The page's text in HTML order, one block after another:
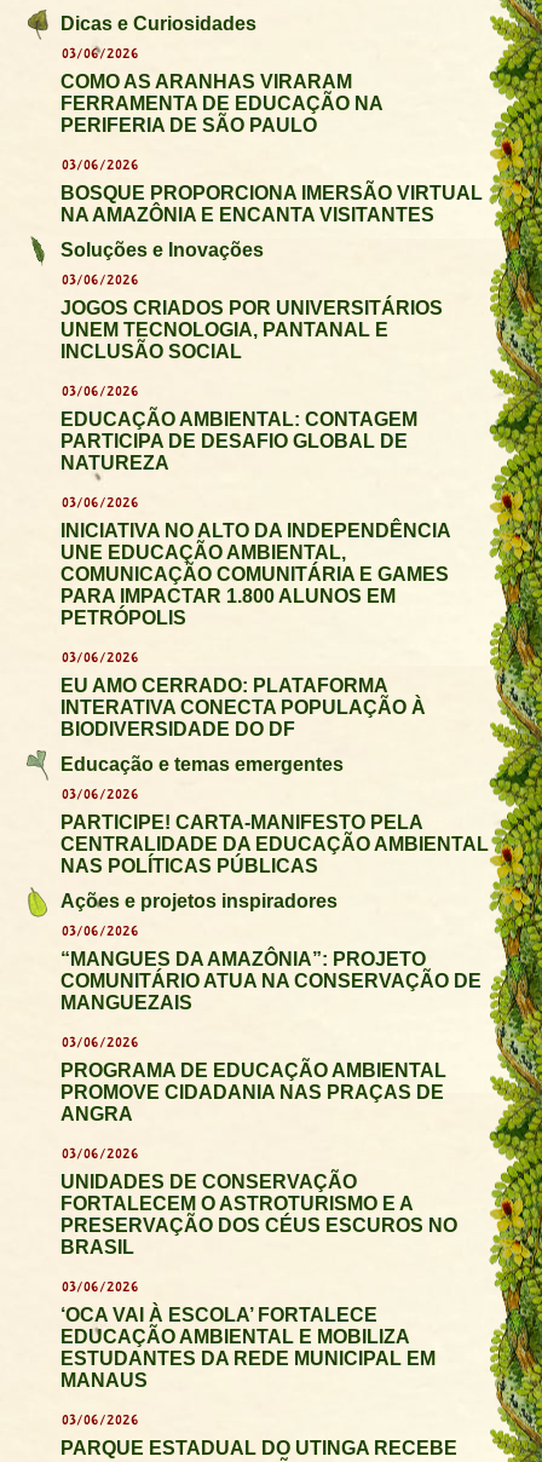
Dicas e Curiosidades
03/06/2026
COMO AS ARANHAS VIRARAM
FERRAMENTA DE EDUCAÇÃO NA
PERIFERIA DE SÃO PAULO
03/06/2026
BOSQUE PROPORCIONA IMERSÃO VIRTUAL
NA AMAZÔNIA E ENCANTA VISITANTES
Soluções e Inovações
03/06/2026
JOGOS CRIADOS POR UNIVERSITÁRIOS
UNEM TECNOLOGIA, PANTANAL E
INCLUSÃO SOCIAL
03/06/2026
EDUCAÇÃO AMBIENTAL: CONTAGEM
PARTICIPA DE DESAFIO GLOBAL DE
NATUREZA
03/06/2026
INICIATIVA NO ALTO DA INDEPENDÊNCIA
UNE EDUCAÇÃO AMBIENTAL,
COMUNICAÇÃO COMUNITÁRIA E GAMES
PARA IMPACTAR 1.800 ALUNOS EM
PETRÓPOLIS
03/06/2026
EU AMO CERRADO: PLATAFORMA
INTERATIVA CONECTA POPULAÇÃO À
BIODIVERSIDADE DO DF
Educação e temas emergentes
03/06/2026
PARTICIPE! CARTA-MANIFESTO PELA
CENTRALIDADE DA EDUCAÇÃO AMBIENTAL
NAS POLÍTICAS PÚBLICAS
Ações e projetos inspiradores
03/06/2026
“MANGUES DA AMAZÔNIA”: PROJETO
COMUNITÁRIO ATUA NA CONSERVAÇÃO DE
MANGUEZAIS
03/06/2026
PROGRAMA DE EDUCAÇÃO AMBIENTAL
PROMOVE CIDADANIA NAS PRAÇAS DE
ANGRA
03/06/2026
UNIDADES DE CONSERVAÇÃO
FORTALECEM O ASTROTURISMO E A
PRESERVAÇÃO DOS CÉUS ESCUROS NO
BRASIL
03/06/2026
‘OCA VAI À ESCOLA’ FORTALECE
EDUCAÇÃO AMBIENTAL E MOBILIZA
ESTUDANTES DA REDE MUNICIPAL EM
MANAUS
03/06/2026
PARQUE ESTADUAL DO UTINGA RECEBE